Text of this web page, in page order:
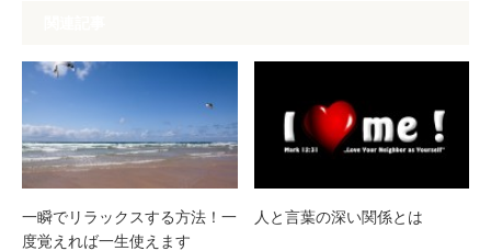
一瞬でリラックスする方法！一
度覚えれば一生使えます
人と言葉の深い関係とは